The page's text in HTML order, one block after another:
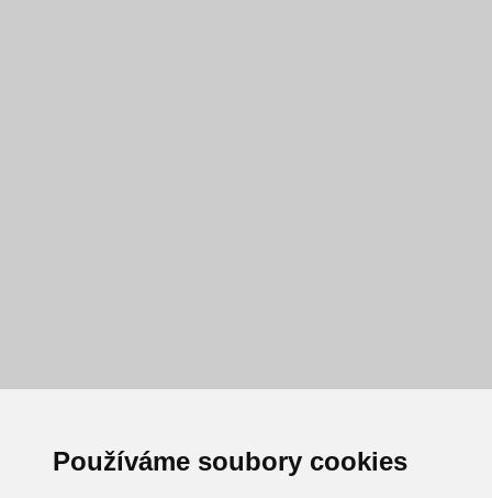
Používáme soubory cookies